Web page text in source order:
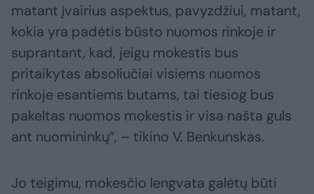
matant įvairius aspektus, pavyzdžiui, matant,
kokia yra padėtis būsto nuomos rinkoje ir
suprantant, kad, jeigu mokestis bus
pritaikytas absoliučiai visiems nuomos
rinkoje esantiems butams, tai tiesiog bus
pakeltas nuomos mokestis ir visa našta guls
ant nuomininkų“, – tikino V. Benkunskas.
Jo teigimu, mokesčio lengvata galėtų būti